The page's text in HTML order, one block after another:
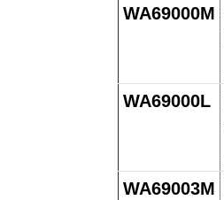
WA69000M
WA69000L
WA69003M